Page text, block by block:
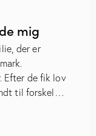
mig
der er
Efter de fik lov
til forskel…